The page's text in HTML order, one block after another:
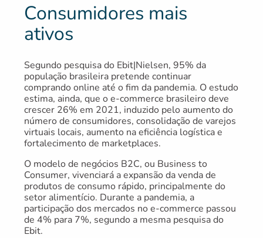
Consumidores mais
ativos
Segundo pesquisa do Ebit|Nielsen, 95% da
população brasileira pretende continuar
comprando online até o fim da pandemia. O estudo
estima, ainda, que o e-commerce brasileiro deve
crescer 26% em 2021, induzido pelo aumento do
número de consumidores, consolidação de varejos
virtuais locais, aumento na eficiência logística e
fortalecimento de marketplaces.
O modelo de negócios B2C, ou Business to
Consumer, vivenciará a expansão da venda de
produtos de consumo rápido, principalmente do
setor alimentício. Durante a pandemia, a
participação dos mercados no e-commerce passou
de 4% para 7%, segundo a mesma pesquisa do
Ebit.